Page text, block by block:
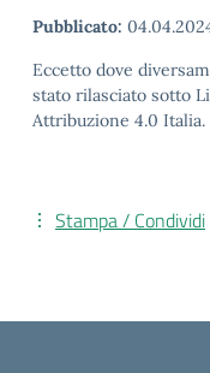
Pubblicato:
Eccetto dove
stato rilasciato sotto
Attribuzione 4.0 Italia.
Stampa / Condividi